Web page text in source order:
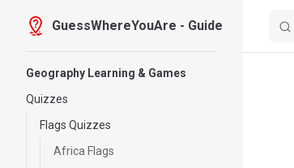
Skip to content
GuessWhereYouAre - Guide
Geography Learning & Games
Quizzes
Flags Quizzes
Africa Flags